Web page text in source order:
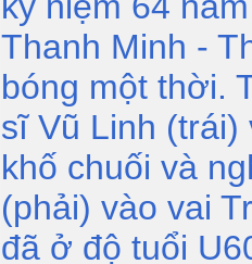
Thanh Minh -
bóng một thời.
sĩ Vũ Linh (trái)
khố chuối và
(phải) vào vai
đã ở độ tuổi